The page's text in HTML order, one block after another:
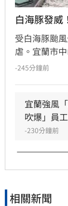
白海豚發威
受白海豚颱
虐。宜蘭市
剝落，武營
全面停駛。
-245分鐘前
宜蘭強風
吹爆」員
-230分鐘前
相關新聞